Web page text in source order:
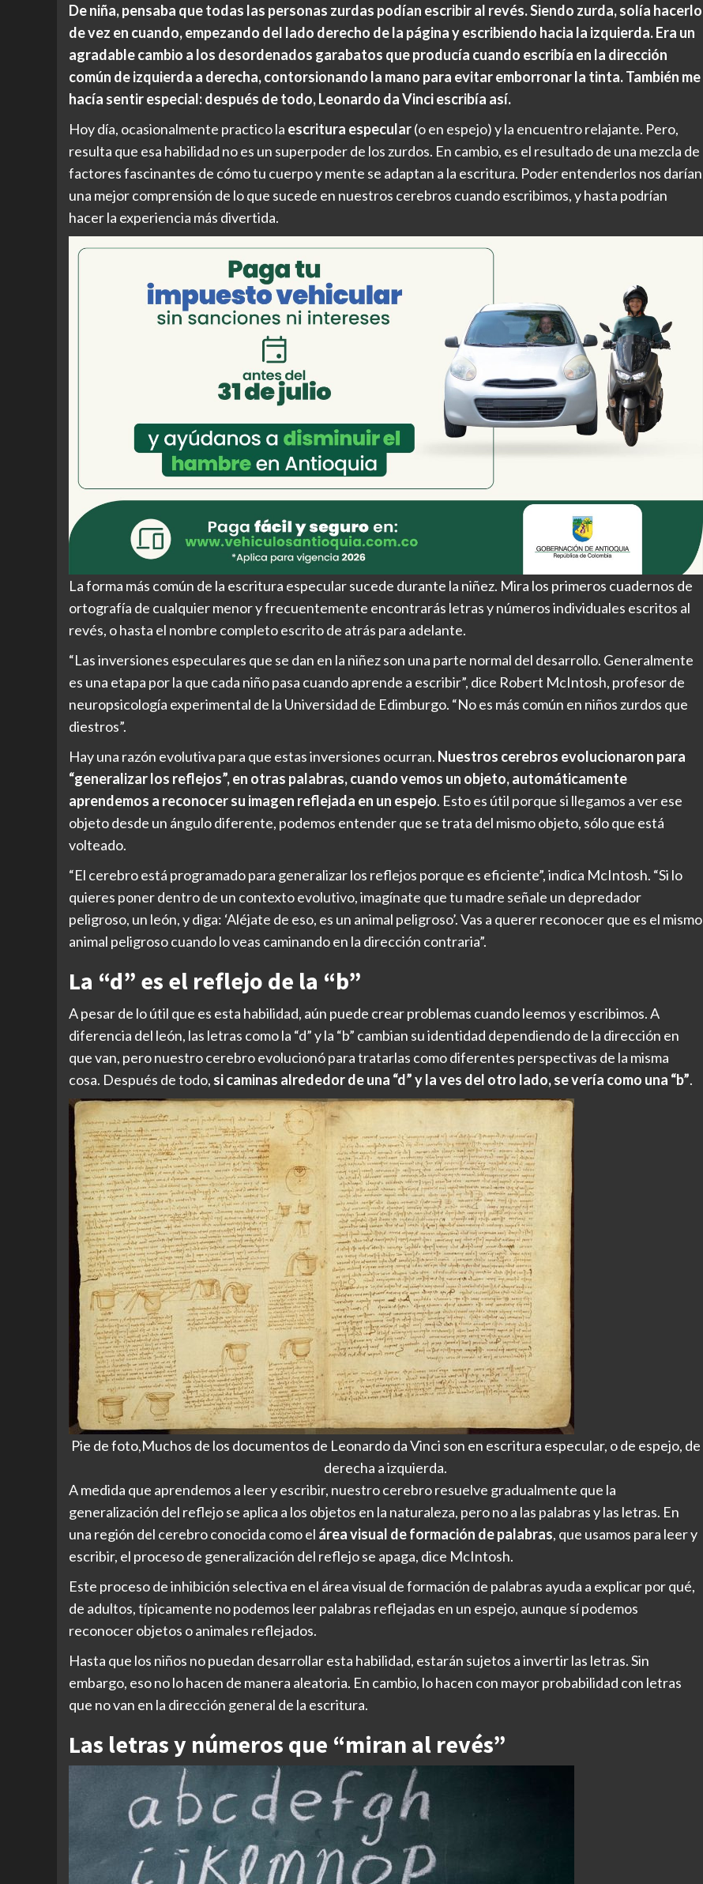
De niña, pensaba que todas las personas zurdas podían escribir al revés. Siendo zurda, solía hacerlo
de vez en cuando, empezando del lado derecho de la página y escribiendo hacia la izquierda. Era un
agradable cambio a los desordenados garabatos que producía cuando escribía en la dirección
común de izquierda a derecha, contorsionando la mano para evitar emborronar la tinta. También me
hacía sentir especial: después de todo, Leonardo da Vinci escribía así.
Hoy día, ocasionalmente practico la escritura especular(o en espejo) y la encuentro relajante. Pero,
resulta que esa habilidad no es un superpoder de los zurdos. En cambio, es el resultado de una mezcla de
factores fascinantes de cómo tu cuerpo y mente se adaptan a la escritura. Poder entenderlos nos darían
una mejor comprensión de lo que sucede en nuestros cerebros cuando escribimos, y hasta podrían
hacer la experiencia más divertida.
La forma más común de la escritura especular sucede durante la niñez. Mira los primeros cuadernos de
ortografía de cualquier menor y frecuentemente encontrarás letras y números individuales escritos al
revés, o hasta el nombre completo escrito de atrás para adelante.
“Las inversiones especulares que se dan en la niñez son una parte normal del desarrollo. Generalmente
es una etapa por la que cada niño pasa cuando aprende a escribir”, dice Robert McIntosh, profesor de
neuropsicología experimental de la Universidad de Edimburgo. “No es más común en niños zurdos que
diestros”.
Hay una razón evolutiva para que estas inversiones ocurran. Nuestros cerebros evolucionaron para
“generalizar los reflejos”, en otras palabras, cuando vemos un objeto, automáticamente
aprendemos a reconocer su imagen reflejada en un espejo. Esto es útil porque si llegamos a ver ese
objeto desde un ángulo diferente, podemos entender que se trata del mismo objeto, sólo que está
volteado.
“El cerebro está programado para generalizar los reflejos porque es eficiente”, indica McIntosh. “Si lo
quieres poner dentro de un contexto evolutivo, imagínate que tu madre señale un depredador
peligroso, un león, y diga: ‘Aléjate de eso, es un animal peligroso’. Vas a querer reconocer que es el mismo
animal peligroso cuando lo veas caminando en la dirección contraria”.
La “d” es el reflejo de la “b”
A pesar de lo útil que es esta habilidad, aún puede crear problemas cuando leemos y escribimos. A
diferencia del león, las letras como la “d” y la “b” cambian su identidad dependiendo de la dirección en
que van, pero nuestro cerebro evolucionó para tratarlas como diferentes perspectivas de la misma
cosa. Después de todo, si caminas alrededor de una “d” y la ves del otro lado, se vería como una “b”.
Pie de foto,Muchos de los documentos de Leonardo da Vinci son en escritura especular, o de espejo, de
derecha a izquierda.
A medida que aprendemos a leer y escribir, nuestro cerebro resuelve gradualmente que la
generalización del reflejo se aplica a los objetos en la naturaleza, pero no a las palabras y las letras. En
una región del cerebro conocida como el área visual de formación de palabras, que usamos para leer y
escribir, el proceso de generalización del reflejo se apaga, dice McIntosh.
Este proceso de inhibición selectiva en el área visual de formación de palabras ayuda a explicar por qué,
de adultos, típicamente no podemos leer palabras reflejadas en un espejo, aunque sí podemos
reconocer objetos o animales reflejados.
Hasta que los niños no puedan desarrollar esta habilidad, estarán sujetos a invertir las letras. Sin
embargo, eso no lo hacen de manera aleatoria. En cambio, lo hacen con mayor probabilidad con letras
que no van en la dirección general de la escritura.
Las letras y números que “miran al revés”